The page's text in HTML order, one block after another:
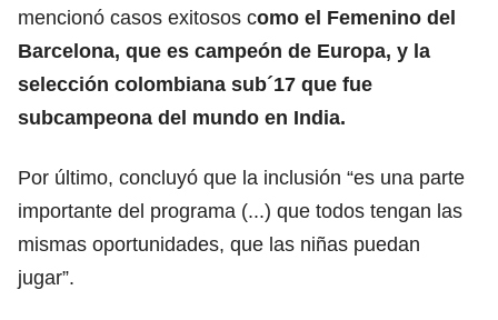
mencionó casos exitosos como el Femenino del
Barcelona, que es campeón de Europa, y la
selección colombiana sub´17 que fue
subcampeona del mundo en India.
Por último, concluyó que la inclusión “es una parte
importante del programa (...) que todos tengan las
mismas oportunidades, que las niñas puedan
jugar”.